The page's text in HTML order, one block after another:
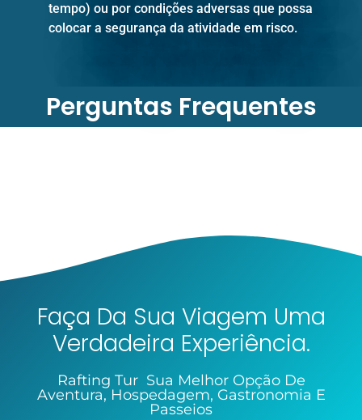
tempo) ou por condições adversas que possa
colocar a segurança da atividade em risco.
Perguntas Frequentes
Faça Da Sua Viagem Uma
Verdadeira Experiência.
Rafting Tur Sua Melhor Opção De
Aventura, Hospedagem, Gastronomia E
Passeios